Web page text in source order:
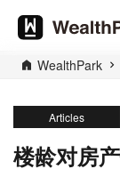
WealthPark
Articles
楼龄对房